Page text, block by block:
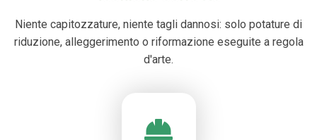
Niente capitozzature, niente tagli dannosi: solo potature di
riduzione, alleggerimento o riformazione eseguite a regola
d'arte.